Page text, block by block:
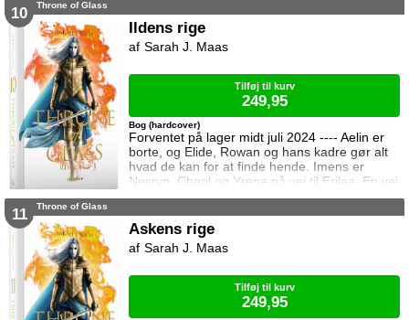
træffe en beslutning her og nu. Da en healer
bliver myrdet under mystiske omstændigheder,
frygter Chaol og Nesryn at Valkerne er fulgt
10 Throne of Glass
Ildens rige
Forventet på lager midt juli 2024 ---- Aelin er
borte, og Elide, Rowan og hans kadre gør alt
hvad de kan for at finde hende. Imens er
Nesryn, Chaol og Yrene på vej til Erilea. En vej
der fører dem forbi Chaols barndomshjem
kæmper Aedion mod Erawans fremrykkende
styrker og sin vrede over den aftale Aelin og
Lysandra har indgået. Og Dorian og Manon
Bog (hardcover)
Sarah J. Maas
Tilføj til kurv
249,95
11 Throne of Glass
Askens rige
Sarah J. Maas
Tilføj til kurv
249,95